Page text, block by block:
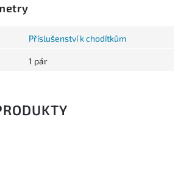
Příslušenství k chodítkům
1 pár